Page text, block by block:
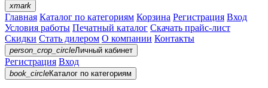
xmark
Главная Каталог по категориям Корзина Регистрация Вход
Условия работы Печатный каталог Скачать прайс-лист
Скидки Стать дилером О компании Контакты
person_crop_circleЛичный кабинет
Регистрация Вход
book_circleКаталог по категориям